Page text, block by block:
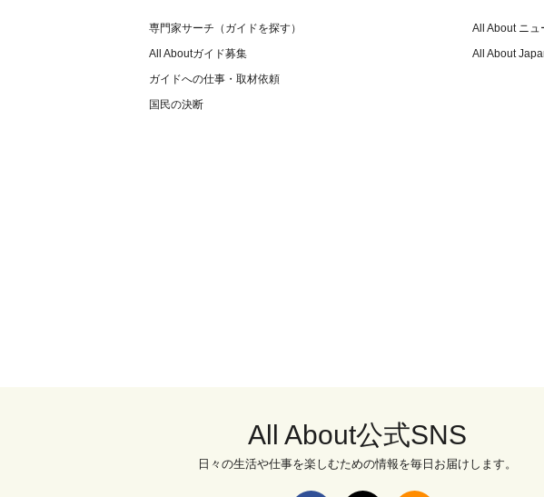
専門家サーチ（ガイドを探す）
All Aboutガイド募集
ガイドへの仕事・取材依頼
国民の決断
All About ニュ
All About
All About公式SNS
日々の生活や仕事を楽しむための情報を毎日お届けします。